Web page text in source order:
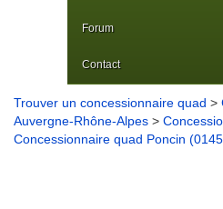
Forum
Contact
Trouver un concessionnaire quad >
Auvergne-Rhône-Alpes >
Concessionnaire quad Poncin